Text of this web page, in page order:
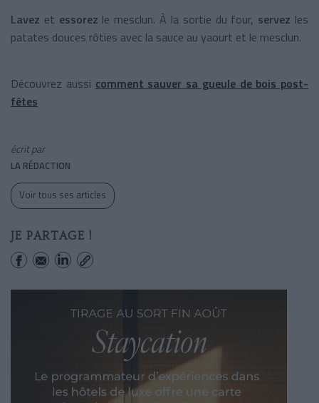
Lavez et essorez le mesclun. À la sortie du four, servez les
patates douces rôties avec la sauce au yaourt et le mesclun.
Découvrez aussi comment sauver sa gueule de bois post-
fêtes
écrit par
LA RÉDACTION
Voir tous ses articles
JE PARTAGE !